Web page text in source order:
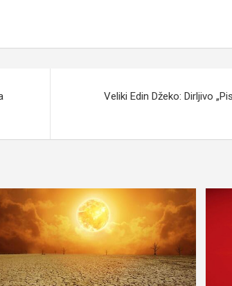
Veliki Edin Džeko: Dirljivo